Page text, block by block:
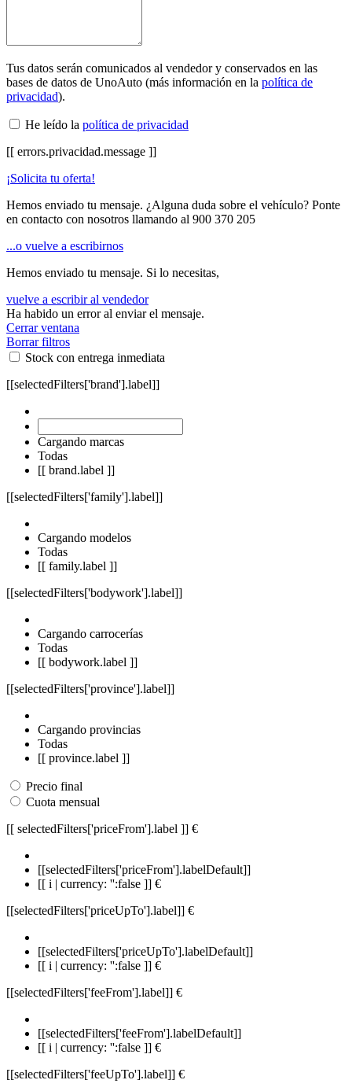
Tus datos serán comunicados al vendedor y conservados en las
bases de datos de UnoAuto (más información en la política de
privacidad).
He leído la política de privacidad
[[ errors.privacidad.message ]]
¡Solicita tu oferta!
Hemos enviado tu mensaje. ¿Alguna duda sobre el vehículo? Ponte
en contacto con nosotros llamando al 900 370 205
...o vuelve a escribirnos
Hemos enviado tu mensaje. Si lo necesitas,
vuelve a escribir al vendedor
Ha habido un error al enviar el mensaje.
Cerrar ventana
Borrar filtros
Stock con entrega inmediata
[[selectedFilters['brand'].label]]
Cargando marcas
Todas
[[ brand.label ]]
[[selectedFilters['family'].label]]
Cargando modelos
Todas
[[ family.label ]]
[[selectedFilters['bodywork'].label]]
Cargando carrocerías
Todas
[[ bodywork.label ]]
[[selectedFilters['province'].label]]
Cargando provincias
Todas
[[ province.label ]]
Precio final
Cuota mensual
[[ selectedFilters['priceFrom'].label ]] €
[[selectedFilters['priceFrom'].labelDefault]]
[[ i | currency: '':false ]] €
[[selectedFilters['priceUpTo'].label]] €
[[selectedFilters['priceUpTo'].labelDefault]]
[[ i | currency: '':false ]] €
[[selectedFilters['feeFrom'].label]] €
[[selectedFilters['feeFrom'].labelDefault]]
[[ i | currency: '':false ]] €
[[selectedFilters['feeUpTo'].label]] €